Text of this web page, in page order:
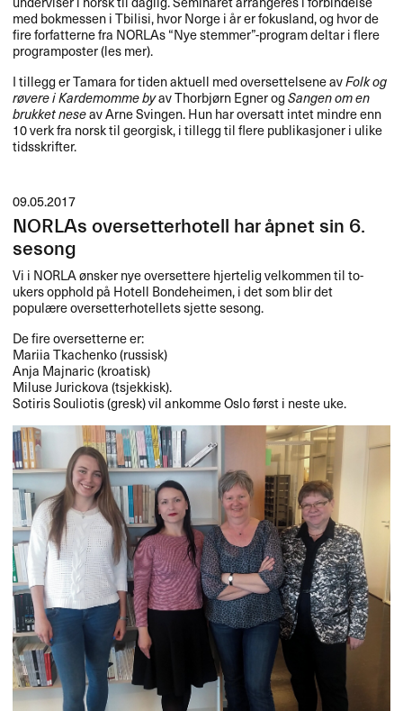
med bokmessen i Tbilisi, hvor Norge i ​å​r er fokusland, og hvor de
fire forfatterne fra NORLAs ​“​Nye stemmer​”​-program deltar i flere
programposter (les mer).​​
I tillegg er Tamara for tiden aktuell med oversettelsene avFolk og
r​ø​vere i Kardemomme byav Thorbj​ø​rn Egner ogSangen om en
brukket neseav Arne Svingen. Hun har oversatt intet mindre enn
10 verk fra norsk til georgisk, i tillegg til flere publikasjoner i ulike
tidsskrifter.​​
09.05.2017
NORLAs oversetterhotell har åpnet sin 6.
sesong
Vi i NORLAønsker nye oversettere hjertelig velkommen til to-
ukers opphold på Hotell Bondeheimen, i det som blir det
populære oversetterhotellets sjette sesong.
De fire oversetterne er:
Mariia Tkachenko (russisk)
Anja Majnaric (kroatisk)
Miluse Jurickova (tsjekkisk).
Sotiris Souliotis (gresk) vil ankomme Oslo først i neste uke.